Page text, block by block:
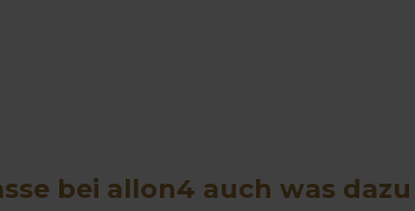
bei allon4 auch was dazu